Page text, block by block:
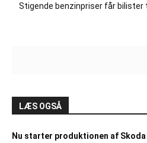
Stigende benzinpriser får bilister
LÆS OGSÅ
Nu starter produktionen af Skoda